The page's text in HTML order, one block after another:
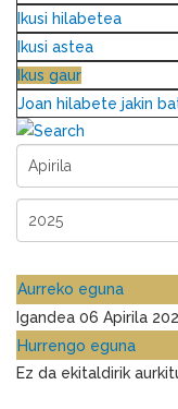
Ikusi hilabetea
Ikusi astea
Ikus gaur
Joan hilabete jakin
Aurreko eguna
Igandea 06 Apirila
Hurrengo eguna
Ez da ekitaldirik